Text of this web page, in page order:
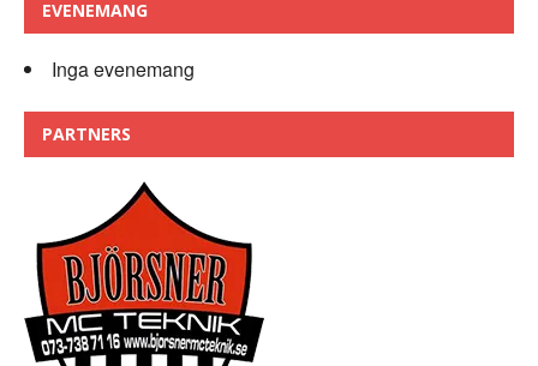
EVENEMANG
Inga evenemang
PARTNERS